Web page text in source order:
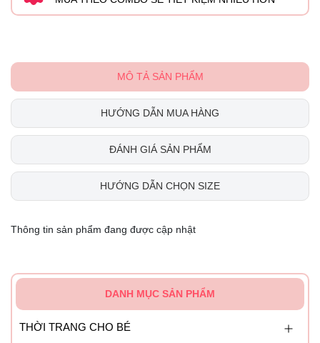
MÔ TẢ SẢN PHẨM
HƯỚNG DẪN MUA HÀNG
ĐÁNH GIÁ SẢN PHẨM
HƯỚNG DẪN CHỌN SIZE
Thông tin sản phẩm đang được cập nhật
DANH MỤC SẢN PHẨM
THỜI TRANG CHO BÉ